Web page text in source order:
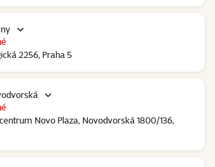
2256, Praha 5
Novo Plaza, Novodvorská 1800/136,